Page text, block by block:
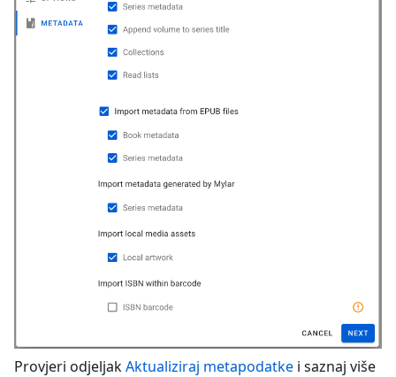
Provjeri odjeljakAktualiziraj metapodatke i saznaj više